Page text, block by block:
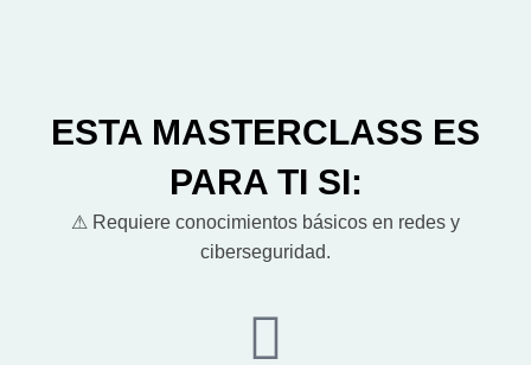
ESTA MASTERCLASS ES
PARA TI SI:
⚠ Requiere conocimientos básicos en redes y
ciberseguridad.